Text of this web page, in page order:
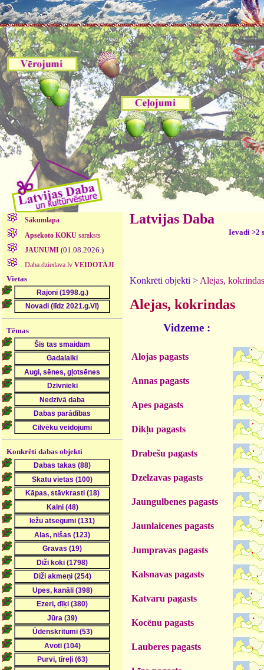
Sākumlapa
Apsekoto KOKUsaraksts
JAUNUMI (01.08.2026.)
Daba.dziedava.lv VEIDOTĀJI
Vietas
Tēmas
Konkrēti dabas objekti
Latvijas Daba
Ievadi >2
Konkrēti objekti > Alejas, kokrindas
Alejas, kokrindas
Vidzeme :
Alojas pagasts
Annas pagasts
Apes pagasts
Dikļu pagasts
Drabešu pagasts
Dzelzavas pagasts
Jaungulbenes pagasts
Jaunlaicenes pagasts
Jumpravas pagasts
Kalsnavas pagasts
Katvaru pagasts
Kocēnu pagasts
Lauberes pagasts